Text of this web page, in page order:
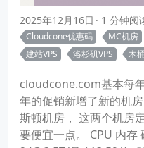
2025年12月16日 1 分钟阅
Cloudcone优惠码
MC机房
建站VPS
洛杉矶VPS 木
cloudcone.com基本每
年的促销新增了新的机
斯顿机房， 这两个机房
要便宜一点。 CPU 内存